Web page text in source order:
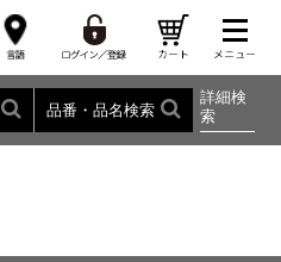
品番・品名検索
詳細検
索